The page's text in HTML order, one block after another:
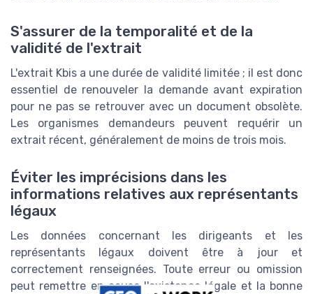
S'assurer de la temporalité et de la
validité de l'extrait
L'extrait Kbis a une durée de validité limitée ; il est donc
essentiel de renouveler la demande avant expiration
pour ne pas se retrouver avec un document obsolète.
Les organismes demandeurs peuvent requérir un
extrait récent, généralement de moins de trois mois.
Éviter les imprécisions dans les
informations relatives aux représentants
légaux
Les données concernant les dirigeants et les
représentants légaux doivent être à jour et
correctement renseignées. Toute erreur ou omission
peut remettre en cause l'existence légale et la bonne